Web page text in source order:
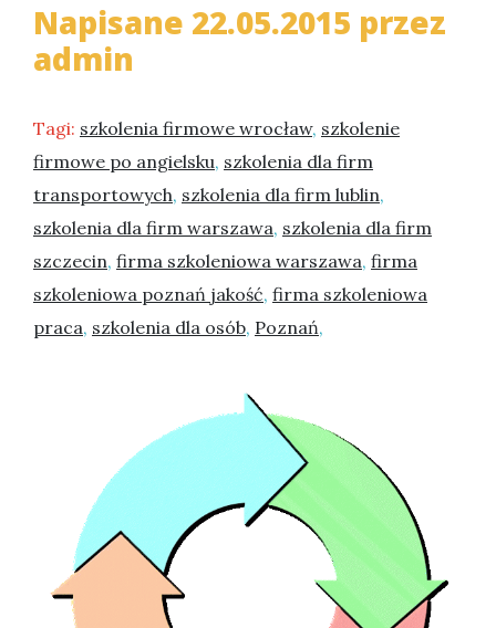
Napisane 22.05.2015 przez
admin
Tagi: szkolenia firmowe wrocław, szkolenie
firmowe po angielsku, szkolenia dla firm
transportowych, szkolenia dla firm lublin,
szkolenia dla firm warszawa, szkolenia dla firm
szczecin, firma szkoleniowa warszawa, firma
szkoleniowa poznań jakość, firma szkoleniowa
praca, szkolenia dla osób, Poznań,